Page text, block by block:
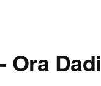
Ora Dadi